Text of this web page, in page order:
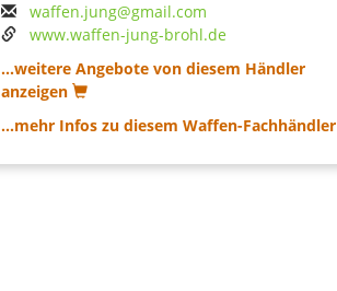
waffen.jung@gmail.com
www.waffen-jung-brohl.de
...weitere Angebote von diesem Händler
anzeigen
...mehr Infos zu diesem Waffen-Fachhändler